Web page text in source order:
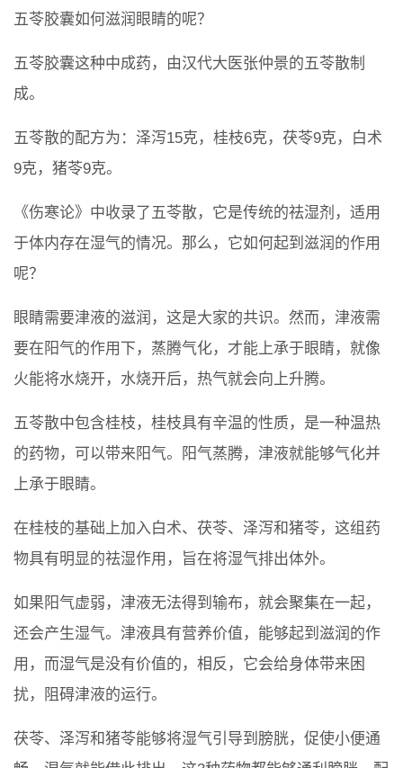
五苓胶囊如何滋润眼睛的呢？
五苓胶囊这种中成药，由汉代大医张仲景的五苓散制
成。
五苓散的配方为：泽泻15克，桂枝6克，茯苓9克，白术
9克，猪苓9克。
《伤寒论》中收录了五苓散，它是传统的祛湿剂，适用
于体内存在湿气的情况。那么，它如何起到滋润的作用
呢？
眼睛需要津液的滋润，这是大家的共识。然而，津液需
要在阳气的作用下，蒸腾气化，才能上承于眼睛，就像
火能将水烧开，水烧开后，热气就会向上升腾。
五苓散中包含桂枝，桂枝具有辛温的性质，是一种温热
的药物，可以带来阳气。阳气蒸腾，津液就能够气化并
上承于眼睛。
在桂枝的基础上加入白术、茯苓、泽泻和猪苓，这组药
物具有明显的祛湿作用，旨在将湿气排出体外。
如果阳气虚弱，津液无法得到输布，就会聚集在一起，
还会产生湿气。津液具有营养价值，能够起到滋润的作
用，而湿气是没有价值的，相反，它会给身体带来困
扰，阻碍津液的运行。
茯苓、泽泻和猪苓能够将湿气引导到膀胱，促使小便通